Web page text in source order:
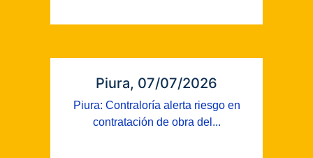
Piura, 07/07/2026
Piura: Contraloría alerta riesgo en
contratación de obra del...